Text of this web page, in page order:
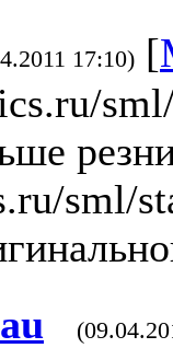
17:10) [
sml/